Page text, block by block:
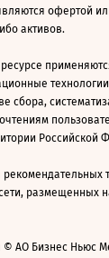
офертой
активов.
сбора,
Российской
размещенных
© АО Бизнес Ньюс